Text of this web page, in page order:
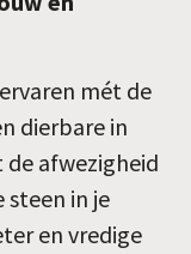
mét de
dierbare in
afwezigheid
steen in je
en vredige